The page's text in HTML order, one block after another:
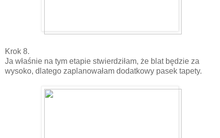
Krok 8.
Ja właśnie na tym etapie stwierdziłam, że blat będzie za
wysoko, dlatego zaplanowałam dodatkowy pasek tapety.